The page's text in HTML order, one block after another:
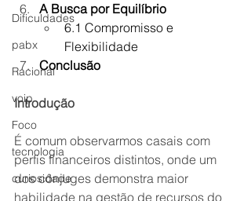
Dificuldades
pabx
Racional
voip
Foco
tecnologia
curiosidade
A Busca por Equilíbrio
6.1 Compromisso e
Flexibilidade
Conclusão
Introdução
É comum observarmos casais com
perfis financeiros distintos, onde um
dos cônjuges demonstra maior
habilidade na gestão de recursos do